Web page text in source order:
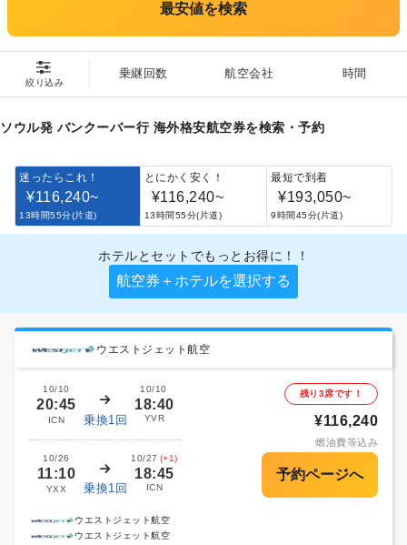
最安値を検索
絞り込み
乗継回数 航空会社 時間
ソウル発 バンクーバー行 海外格安航空券を検索・予約
迷ったらこれ！
¥116,240~
13時間55分(片道)
とにかく安く！
¥116,240~
13時間55分(片道)
最短で到着
¥193,050~
9時間45分(片道)
ホテルとセットでもっとお得に！！
航空券＋ホテルを選択する
ウエストジェット航空
10/10
20:45
ICN 乗換1回
10/10
18:40
YVR
10/26
11:10
YXX 乗換1回
10/27 (+1)
18:45
ICN
残り3席です！
¥116,240
燃油費等込み
ウエストジェット航空
ウエストジェット航空